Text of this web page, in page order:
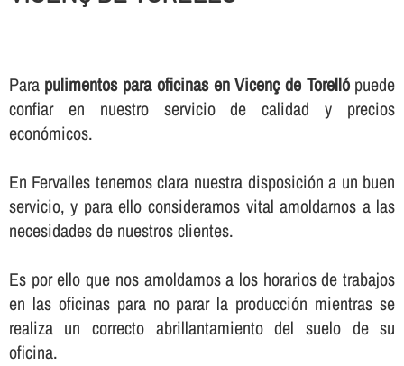
Para pulimentos para oficinas en Vicenç de Torellópuede
confiar en nuestro servicio de calidad y precios
económicos.
En Fervalles tenemos clara nuestra disposición a un buen
servicio, y para ello consideramos vital amoldarnos a las
necesidades de nuestros clientes.
Es por ello que nos amoldamos a los horarios de trabajos
en las oficinas para no parar la producción mientras se
realiza un correcto abrillantamiento del suelo de su
oficina.